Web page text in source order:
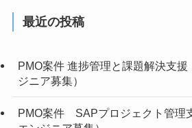
最近の投稿
PMO案件 進捗管理と課題解決支
ジニア募集）
PMO案件 SAPプロジェクト管理